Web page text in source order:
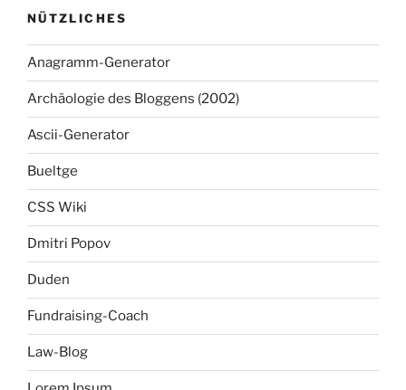
NÜTZLICHES
Anagramm-Generator
Archäologie des Bloggens (2002)
Ascii-Generator
Bueltge
CSS Wiki
Dmitri Popov
Duden
Fundraising-Coach
Law-Blog